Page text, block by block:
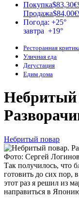
Покупка$83,30
Продажа$84,00
Погода: +25°
завтра +19°
Ресторанная
Уличная еда
Дегустация
Едим дома
Небритый
Небритый повар
Фото: Сергей
Так получилось, что
готовить до сих пор,
этот раз я решил из
направиться в